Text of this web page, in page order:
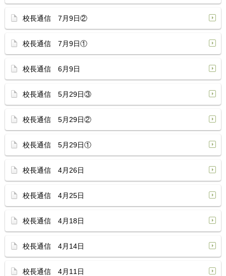
校長通信 7月9日②
校長通信 7月9日①
校長通信 6月9日
校長通信 5月29日③
校長通信 5月29日②
校長通信 5月29日①
校長通信 4月26日
校長通信 4月25日
校長通信 4月18日
校長通信 4月14日
校長通信 4月11日